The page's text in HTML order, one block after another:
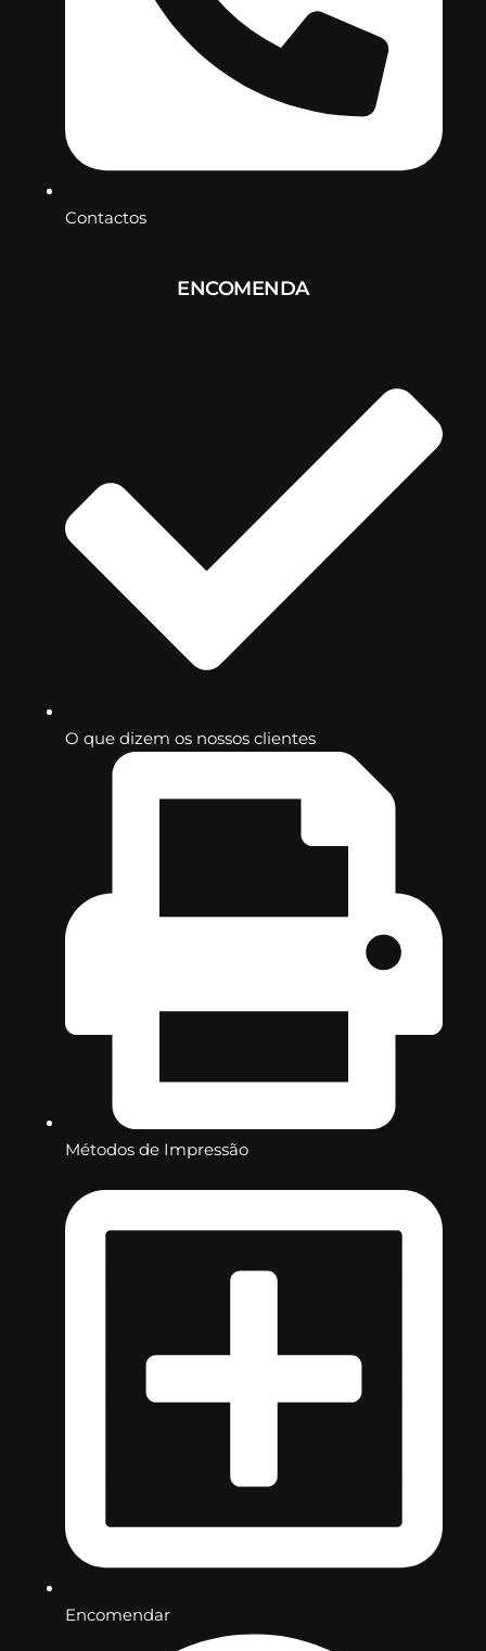
Contactos
ENCOMENDA
O que dizem os nossos clientes
Métodos de Impressão
Encomendar